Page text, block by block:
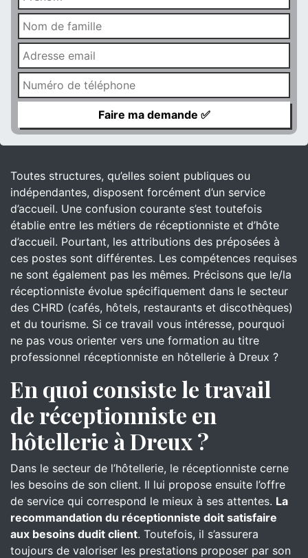
Toutes structures, qu’elles soient publiques ou
indépendantes, disposent forcément d’un service
d’accueil. Une confusion courante s’est toutefois
établie entre les métiers de réceptionniste et d’hôte
d’accueil. Pourtant, les attributions des préposées à
ces postes sont différentes. Les compétences requises
ne sont également pas les mêmes. Précisons que le/la
réceptionniste évolue spécifiquement dans le secteur
des CHRD (cafés, hôtels, restaurants et discothèques)
et du tourisme. Si ce travail vous intéresse, pourquoi
ne pas vous orienter vers une formation au titre
professionnel réceptionniste en hôtellerie à Dreux ?
En quoi consiste le travail
de réceptionniste en
hôtellerie à Dreux ?
Dans le secteur de l’hôtellerie, le réceptionniste cerne
les besoins de son client. Il lui propose ensuite l’offre
de service qui correspond le mieux à ses attentes. La
recommandation du réceptionniste doit satisfaire
aux besoins dudit client. Toutefois, il s’assurera
toujours de valoriser les prestations proposer par son